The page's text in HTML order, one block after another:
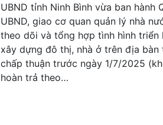
UBND tỉnh Ninh Bình vừa ban
UBND, giao cơ quan quản lý nhà
theo dõi và tổng hợp tình hình
xây dựng đô thị, nhà ở trên địa
chấp thuận trước ngày 1/7/2025
hoàn trả theo…